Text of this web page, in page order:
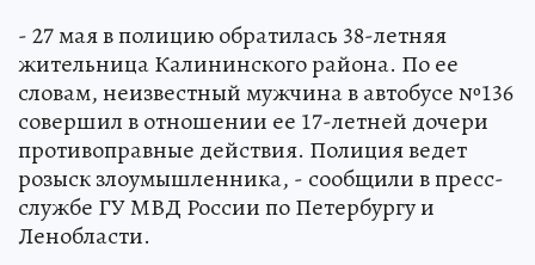
- 27 мая в полицию обратилась 38-летняя
жительница Калининского района. По ее
словам, неизвестный мужчина в автобусе №136
совершил в отношении ее 17-летней дочери
противоправные действия. Полиция ведет
розыск злоумышленника, - сообщили в пресс-
службе ГУ МВД России по Петербургу и
Ленобласти.